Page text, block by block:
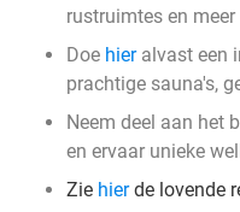
rustruimtes en meer
Doe hieralvast een
prachtige sauna's,
Neem deel aan het
en ervaar unieke
Zie hierde lovende